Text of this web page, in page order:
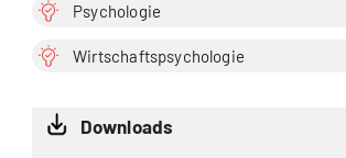
Psychologie
Wirtschaftspsychologie
Downloads